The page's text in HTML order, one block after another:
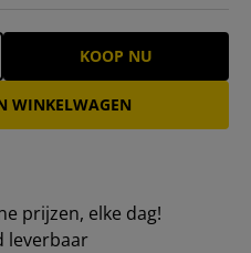
KOOP NU
WINKELWAGEN
prijzen, elke dag!
leverbaar